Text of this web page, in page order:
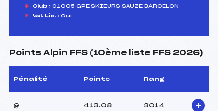
Club : 01005 GPE SKIEURS SAUZE BARCELON
Val. Lic. : Oui
Points Alpin FFS (10ème liste FFS 2026)
Pénalité Points Rang
@ 413.08 3014